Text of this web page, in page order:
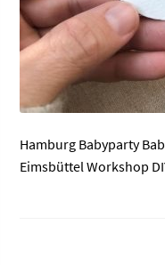
Hamburg Babyparty
Eimsbüttel Workshop